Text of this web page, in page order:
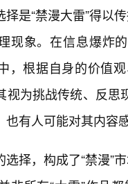
是“禁漫大雷”得以
现象。在信息爆炸
，根据自身的价值
视为挑战传统、反
也有人可能对其内容
择，构成了“禁漫”